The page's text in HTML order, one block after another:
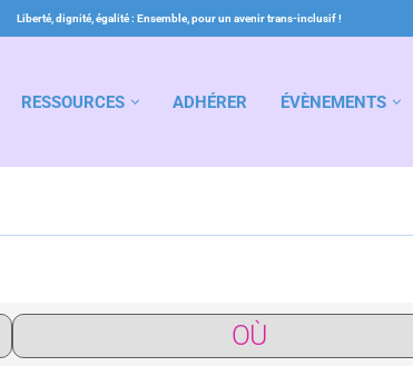
Liberté, dignité, égalité : Ensemble, pour un avenir trans-inclusif !
RESSOURCES ADHÉRER ÉVÈNEMENTS
OÙ